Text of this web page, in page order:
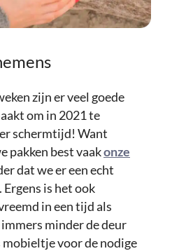
zijn er veel goede
om in 2021 te
schermtijd! Want
pakken best vaakonze
dat we er een echt
Ergens is het ook
in een tijd als
minder de deur
mobieltje voor de nodige